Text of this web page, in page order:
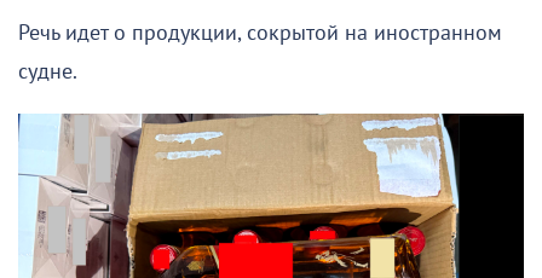
Речь идет о продукции, сокрытой на иностранном
судне.